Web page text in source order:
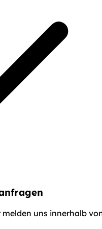
uns innerhalb